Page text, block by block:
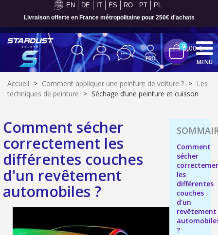
EN DE IT ES RO PT PL
Paiement en 4x sans frais dès 30€ d'achats
Inscription à la newsletter : 5€ de réduction
Livraison sous 24 h en France Métropolitaine
Livraison offerte en France métropolitaine pour 250€ d'achats
00,00 €
MENU
Accueil > Comment appliquer une peinture de voiture ? > Les
techniques de peinture > Séchage d’une peinture et cuisson
Comment sécher
correctement les
différentes couches
d'un revêtement
automobiles ?
Comment
sécher
les
différentes
couches
d'un
revêtement
?